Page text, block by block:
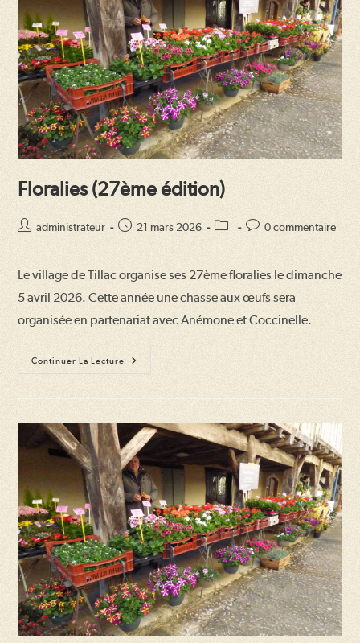
Floralies (27ème édition)
Auteur/autrice
publication :
administrateur
Publication
21 mars 2026
Post
Commentaires
publication :
0 commentaire
Le village de Tillac organise ses 27ème floralies le dimanche
5 avril 2026. Cette année une chasse aux œufs sera
organisée en partenariat avec Anémone et Coccinelle.
Continuer La Lecture
Floralies
(27ème